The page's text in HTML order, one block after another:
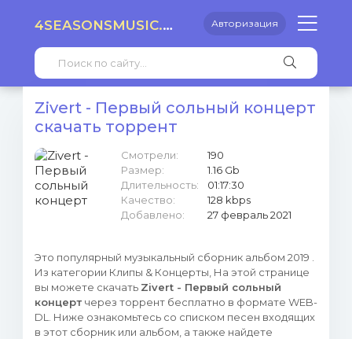
4SEASONSMUSIC.RU Авторизация
Zivert - Первый сольный концерт
скачать торрент
Смотрели:
190
Размер:
1.16 Gb
Длительность:
01:17:30
Качество:
128 kbps
Добавлено:
27 февраль 2021
Это популярный музыкальный сборник альбом 2019 .
Из категории Клипы & Концерты, На этой странице
вы можете скачать Zivert - Первый сольный
концерт через торрент бесплатно в формате WEB-
DL. Ниже ознакомьтесь со списком песен входящих
в этот сборник или альбом, а также найдете